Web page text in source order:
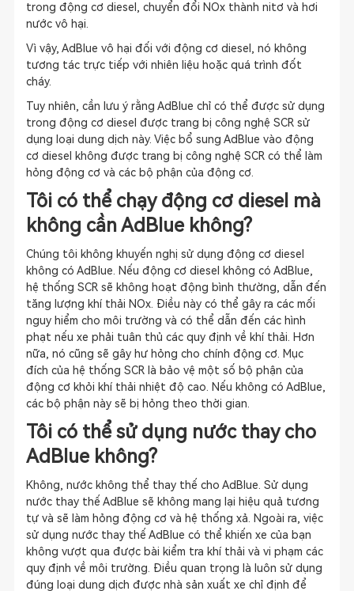
trong động cơ diesel, chuyển đổi NOx thành nitơ và hơi
nước vô hại.
Vì vậy, AdBlue vô hại đối với động cơ diesel, nó không
tương tác trực tiếp với nhiên liệu hoặc quá trình đốt
cháy.
Tuy nhiên, cần lưu ý rằng AdBlue chỉ có thể được sử dụng
trong động cơ diesel được trang bị công nghệ SCR sử
dụng loại dung dịch này. Việc bổ sung AdBlue vào động
cơ diesel không được trang bị công nghệ SCR có thể làm
hỏng động cơ và các bộ phận của động cơ.
Tôi có thể chạy động cơ diesel mà
không cần AdBlue không?
Chúng tôi không khuyến nghị sử dụng động cơ diesel
không có AdBlue. Nếu động cơ diesel không có AdBlue,
hệ thống SCR sẽ không hoạt động bình thường, dẫn đến
tăng lượng khí thải NOx. Điều này có thể gây ra các mối
nguy hiểm cho môi trường và có thể dẫn đến các hình
phạt nếu xe phải tuân thủ các quy định về khí thải. Hơn
nữa, nó cũng sẽ gây hư hỏng cho chính động cơ. Mục
đích của hệ thống SCR là bảo vệ một số bộ phận của
động cơ khỏi khí thải nhiệt độ cao. Nếu không có AdBlue,
các bộ phận này sẽ bị hỏng theo thời gian.
Tôi có thể sử dụng nước thay cho
AdBlue không?
Không, nước không thể thay thế cho AdBlue. Sử dụng
nước thay thế AdBlue sẽ không mang lại hiệu quả tương
tự và sẽ làm hỏng động cơ và hệ thống xả. Ngoài ra, việc
sử dụng nước thay thế AdBlue có thể khiến xe của bạn
không vượt qua được bài kiểm tra khí thải và vi phạm các
quy định về môi trường. Điều quan trọng là luôn sử dụng
đúng loại dung dịch được nhà sản xuất xe chỉ định để